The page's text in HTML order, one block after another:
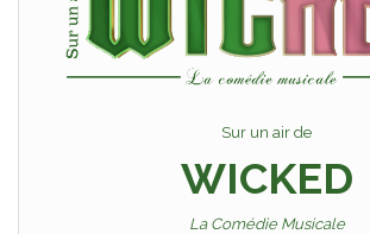
Sur un air de
WICKED
La Comédie Musicale